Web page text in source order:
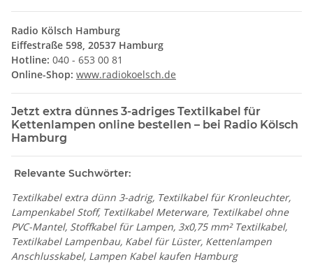
Radio Kölsch Hamburg
Eiffestraße 598, 20537 Hamburg
Hotline: 040 - 653 00 81
Online-Shop: www.radiokoelsch.de
Jetzt extra dünnes 3-adriges Textilkabel für
Kettenlampen online bestellen – bei Radio Kölsch
Hamburg
Relevante Suchwörter:
Textilkabel extra dünn 3-adrig, Textilkabel für Kronleuchter,
Lampenkabel Stoff, Textilkabel Meterware, Textilkabel ohne
PVC-Mantel, Stoffkabel für Lampen, 3x0,75 mm² Textilkabel,
Textilkabel Lampenbau, Kabel für Lüster, Kettenlampen
Anschlusskabel, Lampen Kabel kaufen Hamburg